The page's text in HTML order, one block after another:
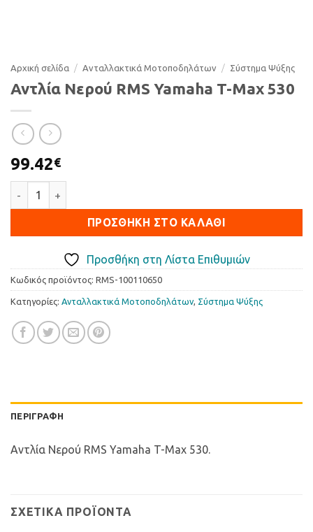
Αρχική σελίδα / Ανταλλακτικά Μοτοποδηλάτων / Σύστημα Ψύξης
Αντλία Νερού RMS Yamaha T-Max 530
99.42€
ΠΡΟΣΘΉΚΗ ΣΤΟ ΚΑΛΆΘΙ
Προσθήκη στη Λίστα Επιθυμιών
Κωδικός προϊόντος: RMS-100110650
Κατηγορίες: Ανταλλακτικά Μοτοποδηλάτων, Σύστημα Ψύξης
ΠΕΡΙΓΡΑΦΉ
Αντλία Νερού RMS Yamaha T-Max 530.
ΣΧΕΤΙΚΆ ΠΡΟΪΌΝΤΑ